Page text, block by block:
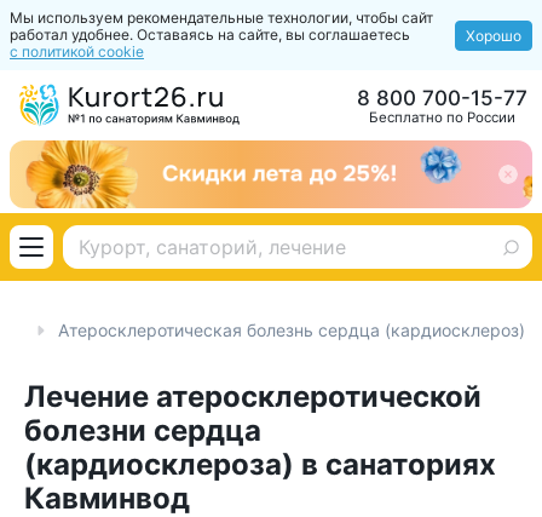
Мы используем рекомендательные технологии, чтобы сайт
работал удобнее. Оставаясь на сайте, вы соглашаетесь
с политикой cookie
Хорошо
Бесплатно по России
8 800 700-15-77
Атеросклеротическая болезнь сердца (кардиосклероз)
Лечение атеросклеротической
болезни сердца
(кардиосклероза) в санаториях
Кавминвод